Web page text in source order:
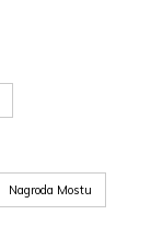
Nagroda Mostu